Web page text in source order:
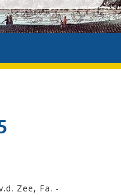
Zee, Fa. -